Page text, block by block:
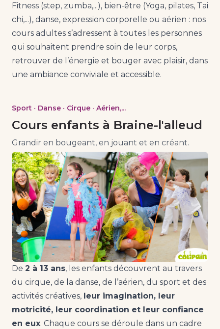
Fitness (step, zumba,...), bien-être (Yoga, pilates, Tai
chi,...), danse, expression corporelle ou aérien : nos
cours adultes s’adressent à toutes les personnes
qui souhaitent prendre soin de leur corps,
retrouver de l’énergie et bouger avec plaisir, dans
une ambiance conviviale et accessible.
Sport · Danse · Cirque · Aérien,...
Cours enfants à Braine-l'alleud
Grandir en bougeant, en jouant et en créant.
De 2 à 13 ans, les enfants découvrent au travers
du cirque, de la danse, de l’aérien, du sport et des
activités créatives, leur imagination, leur
motricité, leur coordination et leur confiance
en eux. Chaque cours se déroule dans un cadre